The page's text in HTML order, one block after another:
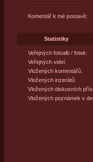
Komentář k mé postavě:
Statistiky
Veřejných fotoalb / fotek:
Veřejných videí:
Vložených komentářů:
Vložených inzerátů:
Vložených diskusních
Vložených poznámek v